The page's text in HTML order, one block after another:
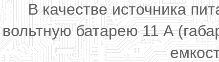
В качестве источника
вольтную батарею 11 А